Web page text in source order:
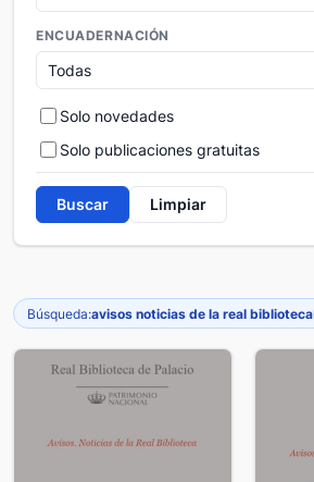
ENCUADERNACIÓN
Solo novedades
Solo publicaciones gratuitas
Buscar Limpiar
Búsqueda:avisos noticias de la real biblioteca